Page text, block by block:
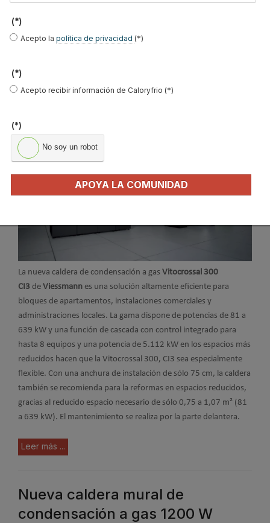
Viessmann lanza la nueva
de condensación a gas
La nueva caldera de condensación a gas Vitocrossal 300
CI3 de Viessmann es una solución altamente eficiente para
bloques de apartamentos, instalaciones comerciales y
administraciones locales. La gama dispone de potencias de 81 a
639 kW y una función de cascada con control integrado para
hasta 8 equipos y una potencia de 5.112 kW en los espacios más
reducidos hacen que la Vitocrossal 300, CI3 sea especialmente
flexible. Con una anchura de instalación de sólo 75 cm, la caldera
también se recomienda para la reformas en espacios reducidos,
gracias al reducido espacio necesario de sólo 0,75 a 1,07 m² (81
a 639 kW). El mantenimiento se realiza por la parte delantera.
Leer más ...
Nueva caldera mural de
condensación a gas 1200 W
(*)
Acepto la política de privacidad (*)
(*)
Acepto recibir información de Caloryfrio (*)
(*)
No soy un robot
APOYA LA COMUNIDAD